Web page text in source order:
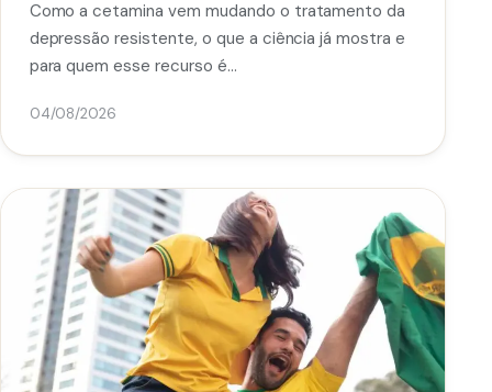
Como a cetamina vem mudando o tratamento da
depressão resistente, o que a ciência já mostra e
para quem esse recurso é…
04/08/2026